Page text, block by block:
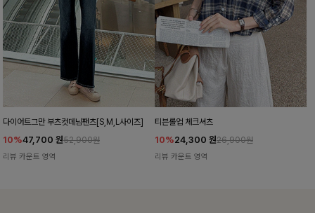
다이어트그만 부츠컷데님팬츠[S,M,L사이즈]
10%47,700 원52,900원
리뷰 카운트 영역
티븐롤업 체크셔츠
10%24,300 원26,900원
리뷰 카운트 영역